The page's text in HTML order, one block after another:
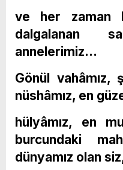
ve her zaman
dalgalanan
annelerimiz…
Gönül vahâmız,
nüshâmız, en
hülyâmız, en
burcundaki
dünyamız olan